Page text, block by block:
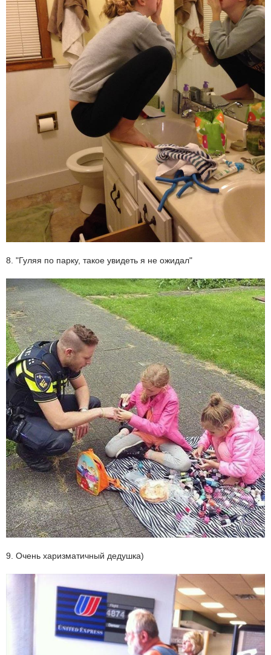
8. "Гуляя по парку, такое увидеть я не ожидал"
9. Очень харизматичный дедушка)